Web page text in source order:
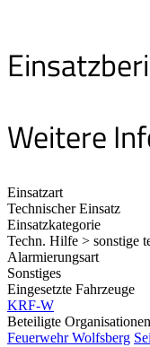
Weitere
Einsatzart
Technischer Einsatz
Einsatzkategorie
Techn. Hilfe > sonstige
Alarmierungsart
Sonstiges
Eingesetzte Fahrzeuge
KRF-W
Beteiligte Organisationen
Feuerwehr Wolfsberg